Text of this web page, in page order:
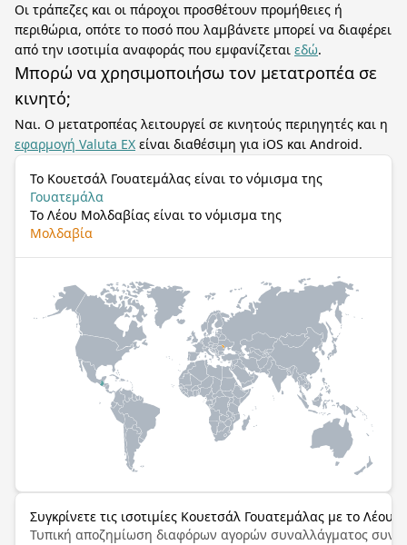
Οι τράπεζες και οι πάροχοι προσθέτουν προμήθειες ή
περιθώρια, οπότε το ποσό που λαμβάνετε μπορεί να διαφέρει
από την ισοτιμία αναφοράς που εμφανίζεται εδώ.
Μπορώ να χρησιμοποιήσω τον μετατροπέα σε
κινητό;
Ναι. Ο μετατροπέας λειτουργεί σε κινητούς περιηγητές και η
εφαρμογή Valuta EX είναι διαθέσιμη για iOS και Android.
Το Κουετσάλ Γουατεμάλας είναι το νόμισμα της
Γουατεμάλα
Το Λέου Μολδαβίας είναι το νόμισμα της
Μολδαβία
Συγκρίνετε τις ισοτιμίες Κουετσάλ Γουατεμάλας με το Λέου
Τυπική αποζημίωση διαφόρων αγορών συναλλάγματος